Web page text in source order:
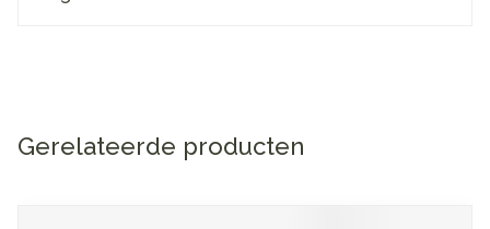
Gerelateerde producten